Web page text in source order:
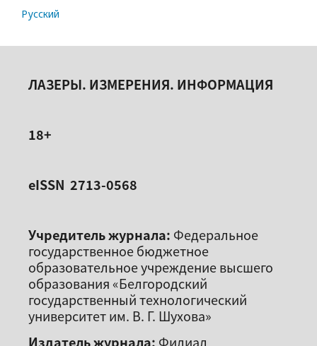
Русский
ЛАЗЕРЫ. ИЗМЕРЕНИЯ. ИНФОРМАЦИЯ
18+
eISSN 2713-0568
Учредитель журнала: Федеральное
государственное бюджетное
образовательное учреждение высшего
образования «Белгородский
государственный технологический
университет им. В. Г. Шухова»
Издатель журнала: Филиал